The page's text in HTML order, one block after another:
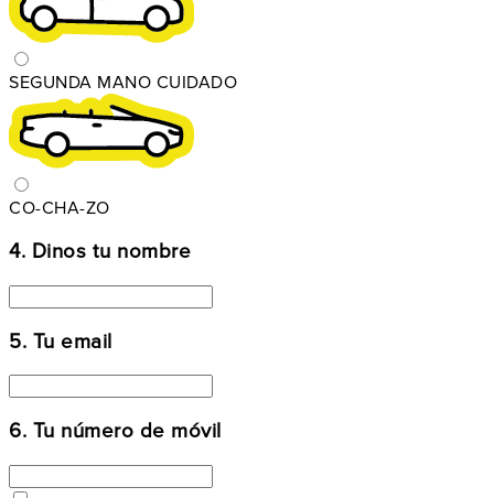
SEGUNDA MANO CUIDADO
CO-CHA-ZO
4. Dinos tu nombre
5. Tu email
6. Tu número de móvil